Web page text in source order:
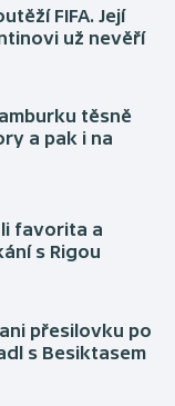
FIFA. Její
už nevěří
těsně
a pak i na
favorita a
s Rigou
přesilovku po
s Besiktasem